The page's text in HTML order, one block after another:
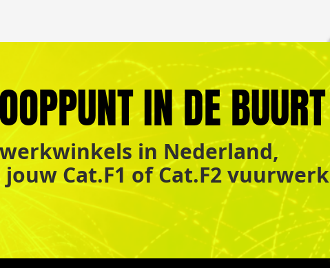
IN DE BUURT
in Nederland,
Cat.F1 of Cat.F2 vuurwerk